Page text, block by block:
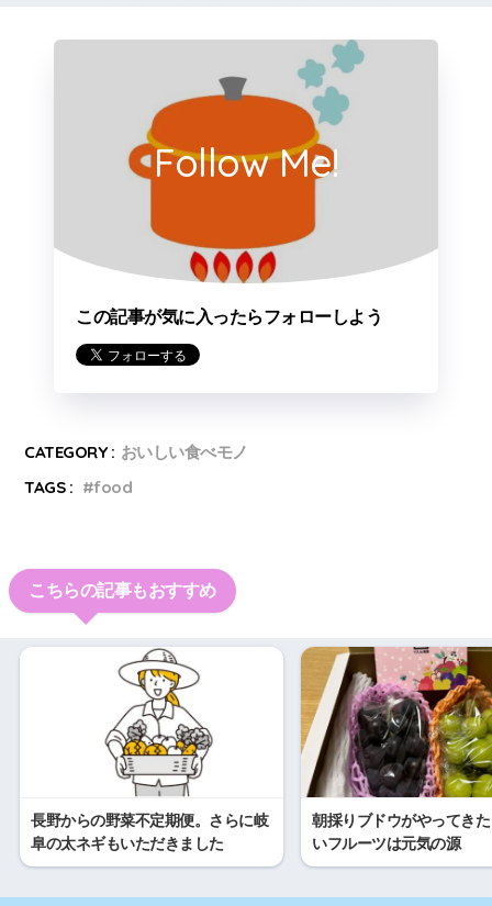
Follow Me!
この記事が気に入ったらフォローしよう
CATEGORY : おいしい食べモノ
TAGS :
food
こちらの記事もおすすめ
長野からの野菜不定期便。さらに岐
阜の太ネギもいただきました
朝採りブドウがやってき
いフルーツは元気の源